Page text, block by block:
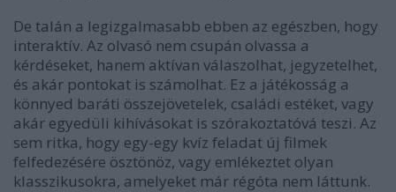
De talán a legizgalmasabb ebben az egészben, hogy
interaktív. Az olvasó nem csupán olvassa a
kérdéseket, hanem aktívan válaszolhat, jegyzetelhet,
és akár pontokat is számolhat. Ez a játékosság a
könnyed baráti összejövetelek, családi estéket, vagy
akár egyedüli kihívásokat is szórakoztatóvá teszi. Az
sem ritka, hogy egy-egy kvíz feladat új filmek
felfedezésére ösztönöz, vagy emlékeztet olyan
klasszikusokra, amelyeket már régóta nem láttunk.